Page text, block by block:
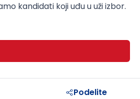
kandidati koji uđu u uži izbor.
Podelite